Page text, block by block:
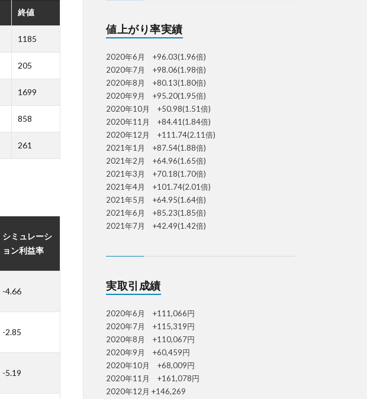
終値
1185
205
1699
858
261
シミュレーシ
ョン利益率
-4.66
-2.85
-5.19
値上がり率実績
2020年6月 +96.03(1.96倍)
2020年7月 +98.06(1.98倍)
2020年8月 +80.13(1.80倍)
2020年9月 +95.20(1.95倍)
2020年10月 +50.98(1.51倍)
2020年11月 +84.41(1.84倍)
2020年12月 +111.74(2.11倍)
2021年1月 +87.54(1.88倍)
2021年2月 +64.96(1.65倍)
2021年3月 +70.18(1.70倍)
2021年4月 +101.74(2.01倍)
2021年5月 +64.95(1.64倍)
2021年6月 +85.23(1.85倍)
2021年7月 +42.49(1.42倍)
実取引成績
2020年6月 +111,066円
2020年7月 +115,319円
2020年8月 +110,067円
2020年9月 +60,459円
2020年10月 +68,009円
2020年11月 +161,078円
2020年12月 +146,269